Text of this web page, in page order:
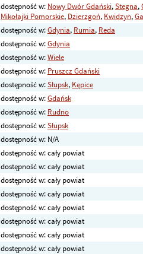
dostępność w: Nowy Dwór Gdański,Stegna,
Mikołajki Pomorskie, Dzierzgoń, Kwidzyn,
dostępność w:Gdynia, Rumia, Reda
dostępność w:Gdynia
dostępność w:Wiele
dostępność w: Pruszcz Gdański
dostępność w:Słupsk, Kępice
dostępność w:Gdańsk
dostępność w: Rudno
dostępność w:Słupsk
dostępność w: N/A
dostępność w: cały powiat
dostępność w: cały powiat
dostępność w: cały powiat
dostępność w: cały powiat
dostępność w: cały powiat
dostępność w: cały powiat
dostępność w: cały powiat
dostępność w: cały powiat